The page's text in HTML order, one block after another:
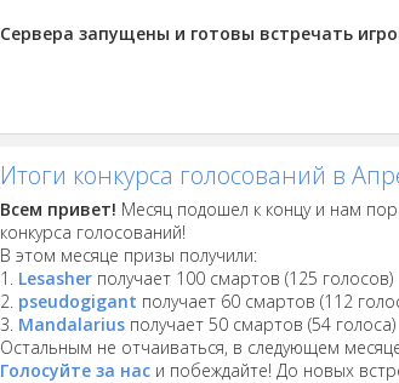
Сервера запущены и готовы встречать
Итоги конкурса голосований в
Всем привет! Месяц подошел к концу и нам
конкурса голосований!
В этом месяце призы получили:
1. Lesasher получает 100 смартов (125 голосов)
2. pseudogigant получает 60 смартов (112
3. Mandalarius получает 50 смартов (54 голоса)
Остальным не отчаиваться, в следующем
Голосуйте за нас и побеждайте! До новых